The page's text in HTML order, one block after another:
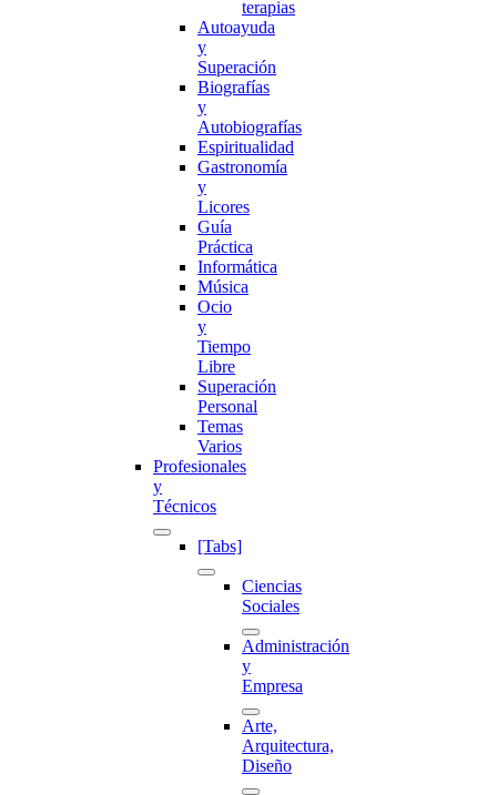
terapias
Autoayuda
y
Superación
Biografías
y
Autobiografías
Espiritualidad
Gastronomía
y
Licores
Guía
Práctica
Informática
Música
Ocio
y
Tiempo
Libre
Superación
Personal
Temas
Varios
Profesionales
y
Técnicos
[Tabs]
Ciencias
Sociales
Administración
y
Empresa
Arte,
Arquitectura,
Diseño